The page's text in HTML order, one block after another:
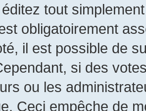
tout
obligatoirement
il est possible de
si des
ou les
Ceci empêche de